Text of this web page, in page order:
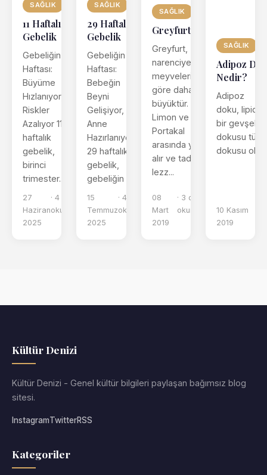
SAĞLIK
11 Haftalık
Gebelik
Gebeliğin 11.
Haftası:
Büyüme
Hızlanıyor,
Riskler
Azalıyor 11
haftalık
gebelik,
birinci
trimester...
27
Haziran
2025
· 4 dk
okuma
SAĞLIK
29 Haftalık
Gebelik
Gebeliğin 29.
Haftası:
Bebeğin
Beyni
Gelişiyor,
Anne
Hazırlanıyor
29 haftalık
gebelik,
gebeliğin ...
15
Temmuz
2025
· 4 dk
okuma
SAĞLIK
Greyfurt
Greyfurt,
narenciye
meyvelerine
göre daha
büyüktür.
Limon ve
Portakal
arasında yer
alır ve tadı
lezz...
08
Mart
2019
· 3 dk
okuma
SAĞLIK
Adipoz
Nedir?
Adipoz
doku, lipid
bir gevşek
dokusu
dokusu
10 Kasım
2019
Kültür Denizi
Kültür Denizi - Genel kültür bilgileri paylaşan bağımsız blog
sitesi.
InstagramTwitterRSS
Kategoriler